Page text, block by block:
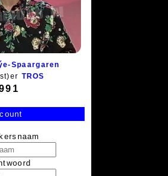
Spaargaren
TROS